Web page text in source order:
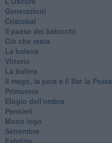
Generazioni
Cristobal
Il paese dei balocchi
Ciò che resta
La balena
Vittorio
La bufera
Il mago, la pera e il Bar la Posta
Primavera
Elogio dell'ombra
Pensieri
Mono logo
Settembre
Fabrizia